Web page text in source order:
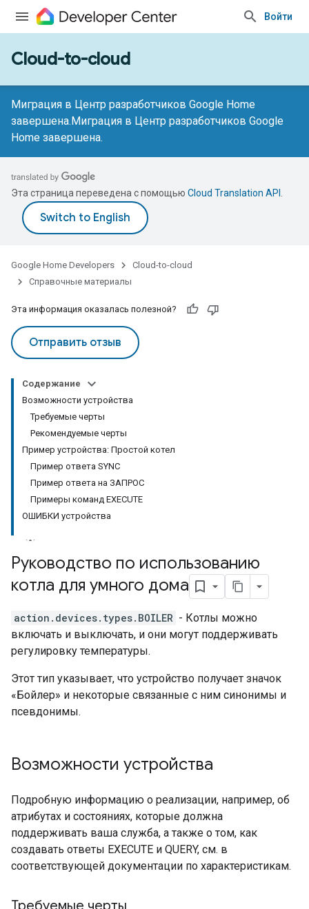
Войти
Cloud-to-cloud
Миграция в Центр разработчиков Google Home
завершена.Миграция в Центр разработчиков Google
Home завершена.
Эта страница переведена с помощью Cloud Translation API
Google Home Developers
Cloud-to-cloud
Справочные материалы
Эта информация оказалась полезной?
Отправить отзыв
Содержание
Возможности устройства
Требуемые черты
Рекомендуемые черты
Пример устройства: Простой котел
Пример ответа SYNC
Пример ответа на ЗАПРОС
Примеры команд EXECUTE
ОШИБКИ устройства
Руководство по использованию
котла для умного дома
action.devices.types.BOILER - Котлы можно
включать и выключать, и они могут поддерживать
регулировку температуры.
Этот тип указывает, что устройство получает значок
«Бойлер» и некоторые связанные с ним синонимы и
псевдонимы.
Возможности устройства
Подробную информацию о реализации, например, об
атрибутах и ​​состояниях, которые должна
поддерживать ваша служба, а также о том, как
создавать ответы EXECUTE и QUERY, см. в
соответствующей документации по характеристикам.